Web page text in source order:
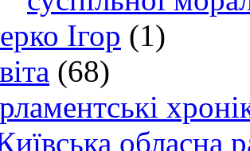
Ігор (1)
(68)
обласна